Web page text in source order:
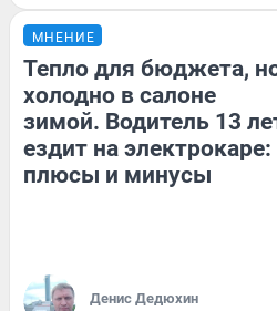
МНЕНИЕ
Тепло для бюджета,
холодно в салоне
зимой. Водитель 13
ездит на электрокаре:
плюсы и минусы
Денис Дедюхин